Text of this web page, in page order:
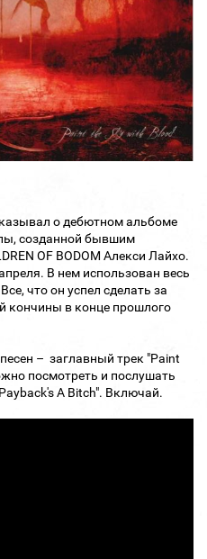
о дебютном альбоме
созданной бывшим
OF BODOM Алекси Лайхо.
В нем использован весь
что он успел сделать за
кончины в конце прошлого
– заглавный трек "Paint
посмотреть и послушать
A Bitch". Включай.